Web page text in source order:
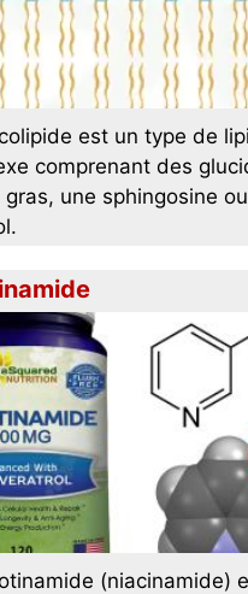
est un type de
comprenant des
gras, une sphingosine
(niacinamide)